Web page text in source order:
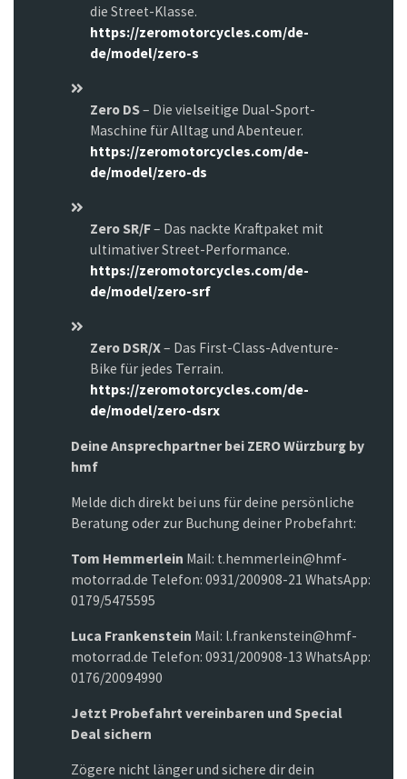
die Street-Klasse.
https://zeromotorcycles.com/de-
de/model/zero-s
Zero DS– Die vielseitige Dual-Sport-
Maschine für Alltag und Abenteuer.
https://zeromotorcycles.com/de-
de/model/zero-ds
Zero SR/F– Das nackte Kraftpaket mit
ultimativer Street-Performance.
https://zeromotorcycles.com/de-
de/model/zero-srf
Zero DSR/X– Das First-Class-Adventure-
Bike für jedes Terrain.
https://zeromotorcycles.com/de-
de/model/zero-dsrx
Deine Ansprechpartner bei ZERO Würzburg by
hmf
Melde dich direkt bei uns für deine persönliche
Beratung oder zur Buchung deiner Probefahrt:
Tom Hemmerlein Mail: t.hemmerlein@hmf-
motorrad.de Telefon: 0931/200908-21 WhatsApp:
0179/5475595
Luca Frankenstein Mail: l.frankenstein@hmf-
motorrad.de Telefon: 0931/200908-13 WhatsApp:
0176/20094990
Jetzt Probefahrt vereinbaren und Special
Deal sichern
Zögere nicht länger und sichere dir dein